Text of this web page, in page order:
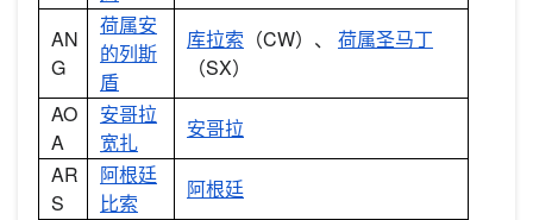
AN
G
荷属安
的列斯
盾
库拉索 （CW）、
荷属圣马丁
（SX）
AO
A
安哥拉
宽扎
安哥拉
AR
S
阿根廷
比索
阿根廷